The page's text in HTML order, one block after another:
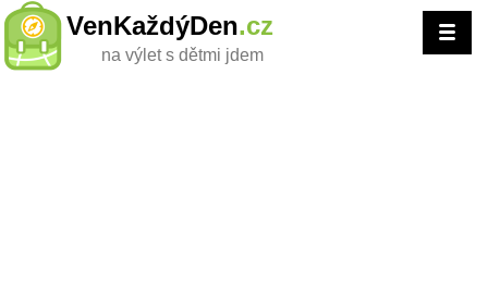
VenKaždýDen.cz
na výlet s dětmi jdem